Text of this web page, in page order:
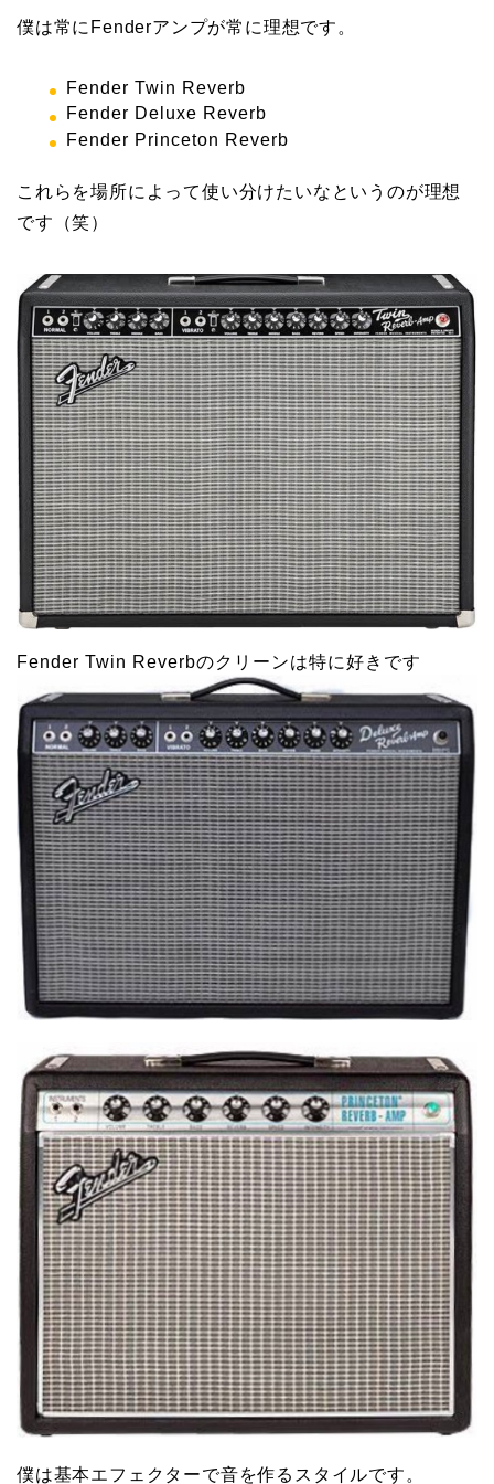
僕は常にFenderアンプが常に理想です。
Fender Twin Reverb
Fender Deluxe Reverb
Fender Princeton Reverb
これらを場所によって使い分けたいなというのが理想
です（笑）
Fender Twin Reverbのクリーンは特に好きです
僕は基本エフェクターで音を作るスタイルです。